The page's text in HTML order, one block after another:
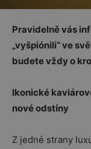
Pravidelně vás
„vyšpiónili“ ve
budete vždy o
Ikonické
nové odstíny
Z jedné strany